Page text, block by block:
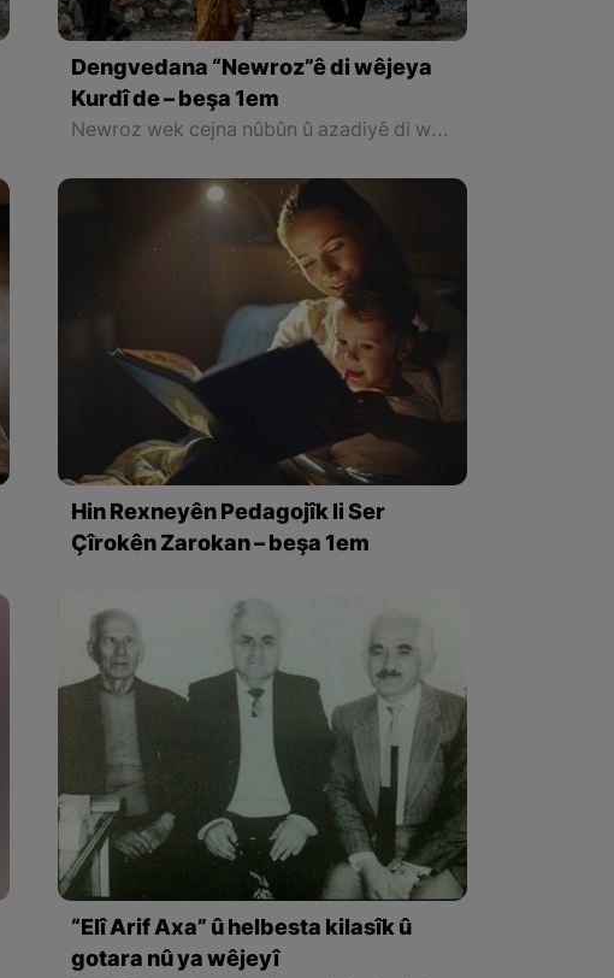
Dengvedana “Newroz”ê di wêjeya
Kurdî de – beşa 1em
Newroz wek cejna nûbûn û azadiyê di wêjeya Kurdî de û li cem helbestvan û nivîskarên Kurd, hertim girîngiya xwe hebûye. Helbestvan û nivîskarên Kurd di helbest û nivîsên xwe de Newroz wek bedewiyek, dergeheke azadiyê û sembola rizgariya netewî bi kar anîne. Ev mijare jî vedigere bo girêdana înkarkirî ya Kurd û Kurdistanê bi Newrozê re.
Hin Rexneyên Pedagojîk li Ser
Çîrokên Zarokan – beşa 1em
“Elî Arif Axa” û helbesta kilasîk û
gotara nû ya wêjeyî